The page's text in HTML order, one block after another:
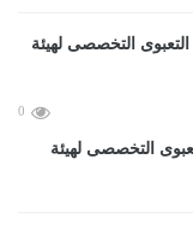
0
التخصصى لهيئة